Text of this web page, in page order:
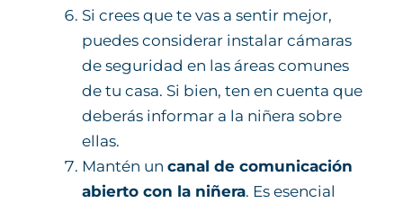
Si crees que te vas a sentir mejor,
puedes considerar instalar cámaras
de seguridad en las áreas comunes
de tu casa. Si bien, ten en cuenta que
deberás informar a la niñera sobre
ellas.
Mantén un canal de comunicación
abierto con la niñera. Es esencial